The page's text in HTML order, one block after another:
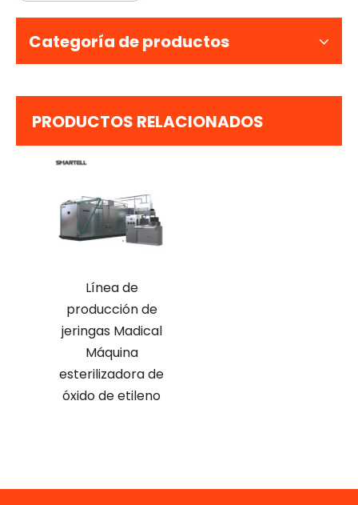
Categoría de productos
PRODUCTOS RELACIONADOS
Línea de
producción de
jeringas Madical
Máquina
esterilizadora de
óxido de etileno